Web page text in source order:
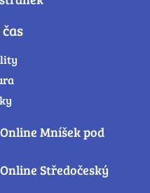
Mníšek pod
Středočeský